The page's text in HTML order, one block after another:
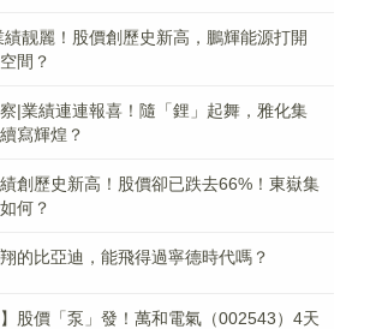
績靓麗！股價創歷史新高，鵬輝能源打開
間？
|業績連連報喜！隨「鋰」起舞，雅化集
寫輝煌？
創歷史新高！股價卻已跌去66%！東嶽集
何？
的比亞迪，能飛得過寧德時代嗎？
】股價「泵」發！萬和電氣（002543）4天